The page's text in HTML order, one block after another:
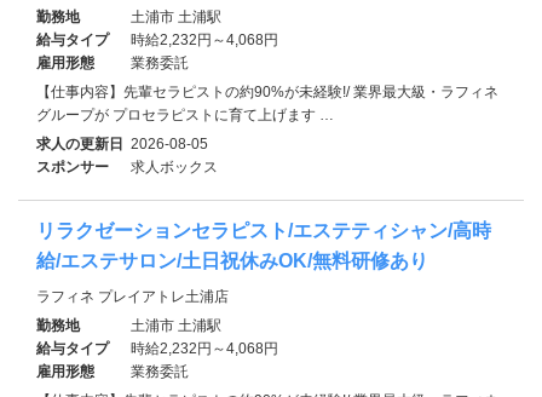
勤務地
土浦市 土浦駅
給与タイプ
時給2,232円～4,068円
雇用形態
業務委託
【仕事内容】先輩セラピストの約90%が未経験!/ 業界最大級・ラフィネ
グループが プロセラピストに育て上げます …
求人の更新日 2026-08-05
スポンサー
求人ボックス
リラクゼーションセラピスト/エステティシャン/高時
給/エステサロン/土日祝休みOK/無料研修あり
ラフィネ プレイアトレ土浦店
勤務地
土浦市 土浦駅
給与タイプ
時給2,232円～4,068円
雇用形態
業務委託